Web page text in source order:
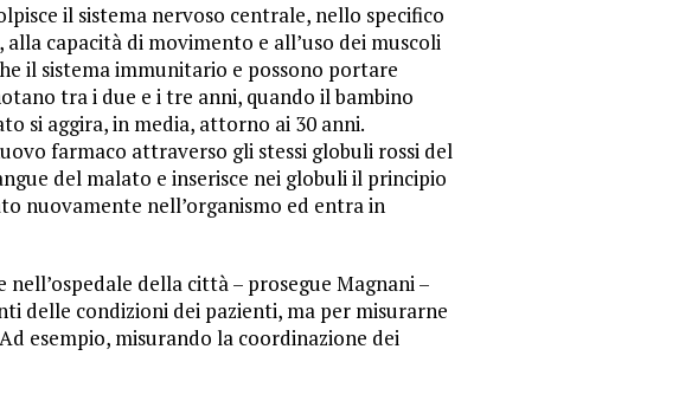
il sistema nervoso centrale, nello specifico
capacità di movimento e all’uso dei muscoli
il sistema immunitario e possono portare
tra i due e i tre anni, quando il bambino
si aggira, in media, attorno ai 30 anni.
farmaco attraverso gli stessi globuli rossi del
del malato e inserisce nei globuli il principio
nuovamente nell’organismo ed entra in
della città – prosegue Magnani –
delle condizioni dei pazienti, ma per misurarne
esempio, misurando la coordinazione dei